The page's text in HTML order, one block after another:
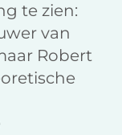
te zien:
van
Robert